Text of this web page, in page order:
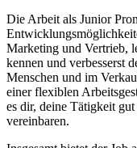
Die Arbeit als Junior
Marketing und Vertrieb,
kennen und verbesserst
Menschen und im
einer flexiblen
es dir, deine Tätigkeit
vereinbaren.